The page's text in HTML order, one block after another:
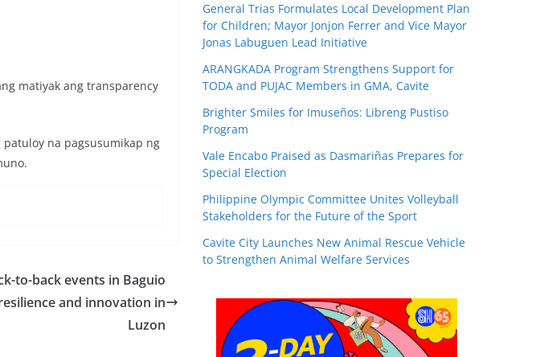
matiyak ang transparency
na pagsusumikap ng
to-back events in Baguio
and innovation in
Luzon
General Trias Formulates Local Development Plan
for Children; Mayor Jonjon Ferrer and Vice Mayor
Jonas Labuguen Lead Initiative
ARANGKADA Program Strengthens Support for
TODA and PUJAC Members in GMA, Cavite
Brighter Smiles for Imuseños: Libreng Pustiso
Program
Vale Encabo Praised as Dasmariñas Prepares for
Special Election
Philippine Olympic Committee Unites Volleyball
Stakeholders for the Future of the Sport
Cavite City Launches New Animal Rescue Vehicle
to Strengthen Animal Welfare Services